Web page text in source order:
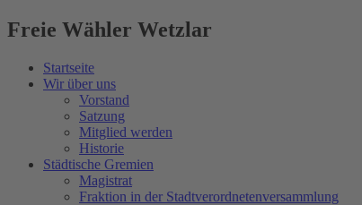
Freie Wähler Wetzlar
Startseite
Wir über uns
Vorstand
Satzung
Mitglied werden
Historie
Städtische Gremien
Magistrat
Fraktion in der Stadtverordnetenversammlung